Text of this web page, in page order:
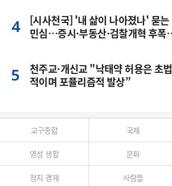
[시사천국] '내 삶이 나아졌나' 묻는
민심…증시·부동산·검찰개혁 후폭
천주교·개신교 "낙태약 허용은 초법
적이며 포퓰리즘적 발상”
교구종합 국제
영성 생활 문화
정치 경제 사람들